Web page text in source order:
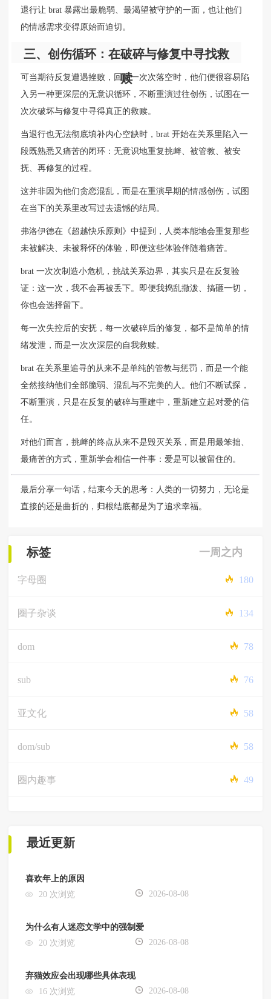
退行让 brat 暴露出最脆弱、最渴望被守护的一面，也让他们
的情感需求变得原始而迫切。
三、创伤循环：在破碎与修复中寻找救
赎
可当期待反复遭遇挫败，回应一次次落空时，他们便很容易陷
入另一种更深层的无意识循环，不断重演过往创伤，试图在一
次次破坏与修复中寻得真正的救赎。
当退行也无法彻底填补内心空缺时，brat 开始在关系里陷入一
段既熟悉又痛苦的闭环：无意识地重复挑衅、被管教、被安
抚、再修复的过程。
这并非因为他们贪恋混乱，而是在重演早期的情感创伤，试图
在当下的关系里改写过去遗憾的结局。
弗洛伊德在《超越快乐原则》中提到，人类本能地会重复那些
未被解决、未被释怀的体验，即便这些体验伴随着痛苦。
brat 一次次制造小危机，挑战关系边界，其实只是在反复验
证：这一次，我不会再被丢下。即便我捣乱撒泼、搞砸一切，
你也会选择留下。
每一次失控后的安抚，每一次破碎后的修复，都不是简单的情
绪发泄，而是一次次深层的自我救赎。
brat 在关系里追寻的从来不是单纯的管教与惩罚，而是一个能
全然接纳他们全部脆弱、混乱与不完美的人。他们不断试探，
不断重演，只是在反复的破碎与重建中，重新建立起对爱的信
任。
对他们而言，挑衅的终点从来不是毁灭关系，而是用最笨拙、
最痛苦的方式，重新学会相信一件事：爱是可以被留住的。
最后分享一句话，结束今天的思考：人类的一切努力，无论是
直接的还是曲折的，归根结底都是为了追求幸福。
标签 一周之内
字母圈 180
圈子杂谈 134
dom 78
sub 76
亚文化 58
dom/sub 58
圈内趣事 49
最近更新
喜欢年上的原因
20 次浏览
2026-08-08
为什么有人迷恋文学中的强制爱
20 次浏览
2026-08-08
弃猫效应会出现哪些具体表现
16 次浏览
2026-08-08